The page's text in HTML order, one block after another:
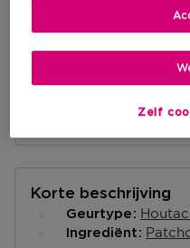
Ophalen in een
Ophalen in een
Korte beschrijving
Geurtype
Ingrediënt
Zelf